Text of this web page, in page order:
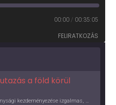
00:00 / 00:35:05
FELIRATKOZÁS
a föld körül
Az UNICEF Magyarország jótékonysági kezdeményezése izgalmas, egész éves világkörüli ízutazásra hív, igazi családi program és gasztroedukáció, illetve segítség a rászorulóknak is egyben.